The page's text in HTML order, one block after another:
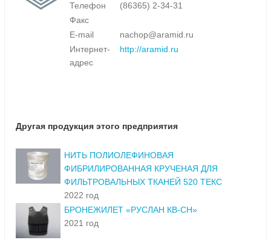
Телефон
(86365) 2-34-31
Факс
E-mail
nachop@aramid.ru
Интернет-
адрес
http://aramid.ru
Другая продукция этого предприятия
НИТЬ ПОЛИОЛЕФИНОВАЯ
ФИБРИЛИРОВАННАЯ КРУЧЕНАЯ ДЛЯ
ФИЛЬТРОВАЛЬНЫХ ТКАНЕЙ 520 ТЕКС
2022 год
БРОНЕЖИЛЕТ «РУСЛАН КВ-СН»
2021 год